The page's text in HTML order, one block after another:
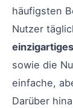
häufigsten
Nutzer
sowie die
einfache,
Darüber